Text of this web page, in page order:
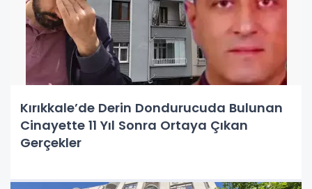
Kırıkkale’de Derin Dondurucuda Bulunan
Cinayette 11 Yıl Sonra Ortaya Çıkan
Gerçekler